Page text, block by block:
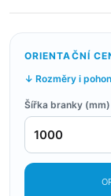
ORIENTAČNÍ
↓ Rozměry i
Šířka branky (mm)